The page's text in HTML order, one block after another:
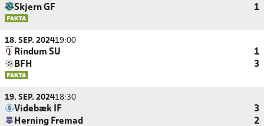
Skjern GF
1
18. SEP. 202419:00
Rindum SU
1
BFH
3
19. SEP. 202418:30
Videbæk IF
3
Herning Fremad
2